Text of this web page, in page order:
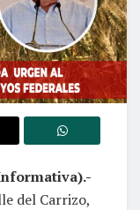
del Carrizo,